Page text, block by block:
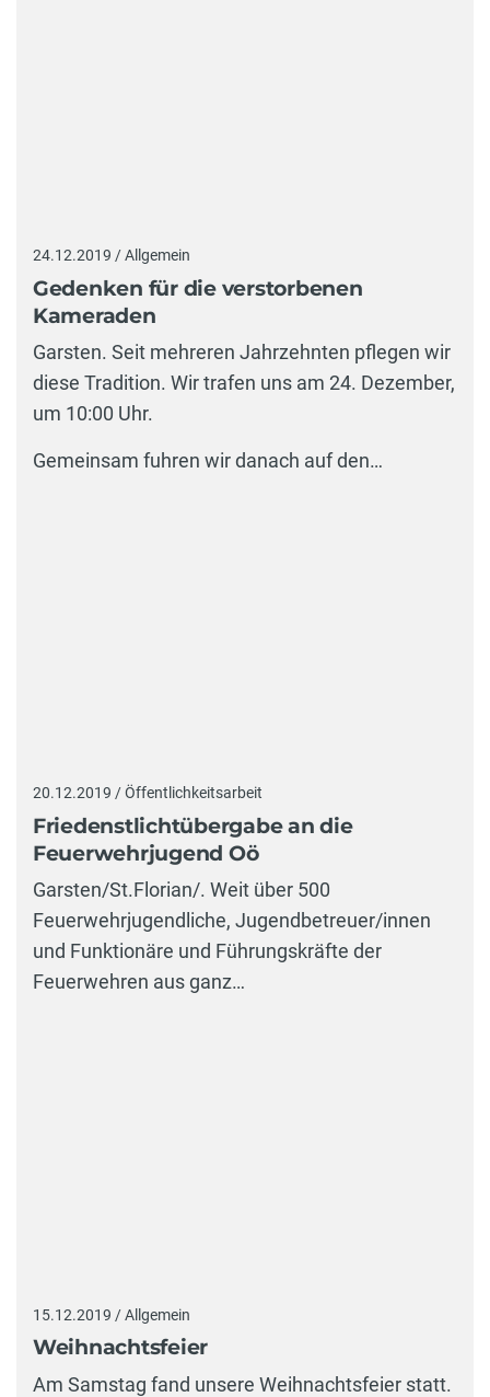
24.12.2019 / Allgemein
Gedenken für die verstorbenen
Kameraden
Garsten. Seit mehreren Jahrzehnten pflegen wir
diese Tradition. Wir trafen uns am 24. Dezember,
um 10:00 Uhr.
Gemeinsam fuhren wir danach auf den…
20.12.2019 / Öffentlichkeitsarbeit
Friedenstlichtübergabe an die
Feuerwehrjugend Oö
Garsten/St.Florian/. Weit über 500
Feuerwehrjugendliche, Jugendbetreuer/innen
und Funktionäre und Führungskräfte der
Feuerwehren aus ganz…
15.12.2019 / Allgemein
Weihnachtsfeier
Am Samstag fand unsere Weihnachtsfeier statt.